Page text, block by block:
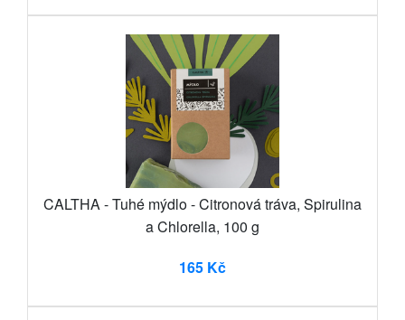
CALTHA - Tuhé mýdlo - Citronová tráva, Spirulina
a Chlorella, 100 g
165 Kč